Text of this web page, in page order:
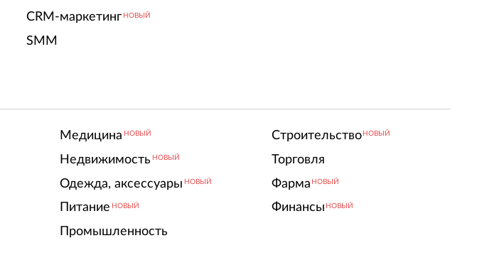
CRM-маркетинг НОВЫЙ
SMM
Медицина НОВЫЙ
Недвижимость НОВЫЙ
Одежда, аксессуары НОВЫЙ
Питание НОВЫЙ
Промышленность
Строительство НОВЫЙ
Торговля
Фарма НОВЫЙ
Финансы НОВЫЙ